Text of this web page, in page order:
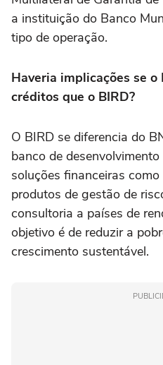
a instituição do Banco
tipo de operação.
Haveria implicações se o
créditos que o BIRD?
O BIRD se diferencia do
banco de
soluções financeiras
produtos de gestão de
consultoria a países de
objetivo é de reduzir a
crescimento sustentável.